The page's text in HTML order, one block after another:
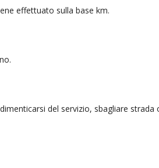
effettuato sulla base km.
del servizio, sbagliare strada